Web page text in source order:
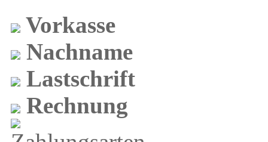
Vorkasse
Nachname
Lastschrift
Rechnung